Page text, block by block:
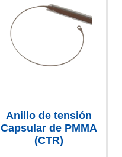
Anillo de tensión
Capsular de PMMA
(CTR)